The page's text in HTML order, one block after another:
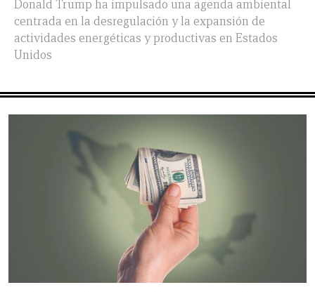
Donald Trump ha impulsado una agenda ambiental
centrada en la desregulación y la expansión de
actividades energéticas y productivas en Estados
Unidos